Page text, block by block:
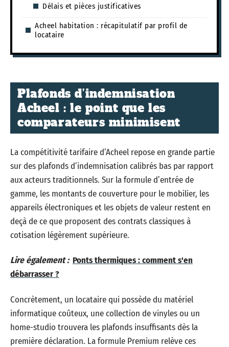
Délais et pièces justificatives
Acheel habitation : récapitulatif par profil de
locataire
Plafonds d’indemnisation
Acheel : le point que les
comparateurs minimisent
La compétitivité tarifaire d’Acheel repose en grande partie
sur des plafonds d’indemnisation calibrés bas par rapport
aux acteurs traditionnels. Sur la formule d’entrée de
gamme, les montants de couverture pour le mobilier, les
appareils électroniques et les objets de valeur restent en
deçà de ce que proposent des contrats classiques à
cotisation légèrement supérieure.
Lire également : Ponts thermiques : comment s'en
débarrasser ?
Concrètement, un locataire qui possède du matériel
informatique coûteux, une collection de vinyles ou un
home-studio trouvera les plafonds insuffisants dès la
première déclaration. La formule Premium relève ces